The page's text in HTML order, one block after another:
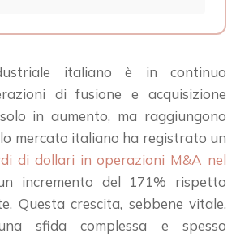
italiano è in continuo
di fusione e acquisizione
in aumento, ma raggiungono
mercato italiano ha registrato un
di dollari in operazioni M&A nel
incremento del 171% rispetto
Questa crescita, sebbene vitale,
sfida complessa e spesso